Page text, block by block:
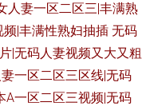
人妻一区二区三|丰满熟
|丰满性熟妇抽插 无码
|无码人妻视频又大又粗
一区二区三区线|无码
A一区二区三视频|无码